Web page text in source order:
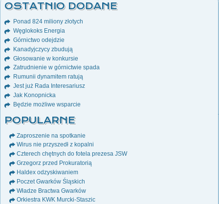
OSTATNIO DODANE
Ponad 824 miliony złotych
Węglokoks Energia
Górnictwo odejdzie
Kanadyjczycy zbudują
Głosowanie w konkursie
Zatrudnienie w górnictwie spada
Rumunii dynamitem ratują
Jest już Rada Interesariusz
Jak Konopnicka
Będzie możliwe wsparcie
POPULARNE
Zaproszenie na spotkanie
Wirus nie przyszedł z kopalni
Czterech chętnych do fotela prezesa JSW
Grzegorz przed Prokuratorią
Haldex odzyskiwaniem
Poczet Gwarków Śląskich
Władze Bractwa Gwarków
Orkiestra KWK Murcki-Staszic